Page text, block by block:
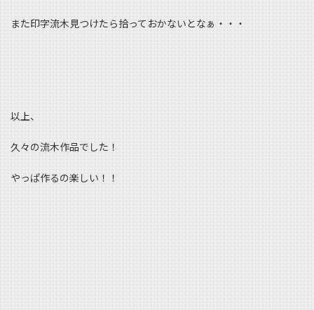
また印字流木見つけたら拾っておかないとなぁ・・・
以上、
久々の流木作品でした！
やっぱ作るの楽しい！！